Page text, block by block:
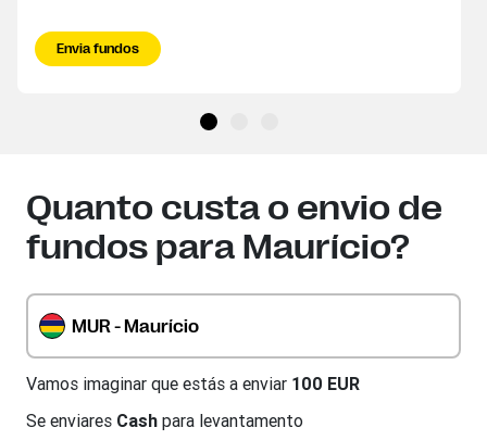
Envia fundos
Quanto custa o envio de
fundos para Maurício?
MUR - Maurício
Vamos imaginar que estás a enviar 100 EUR
Se enviares Cash para levantamento